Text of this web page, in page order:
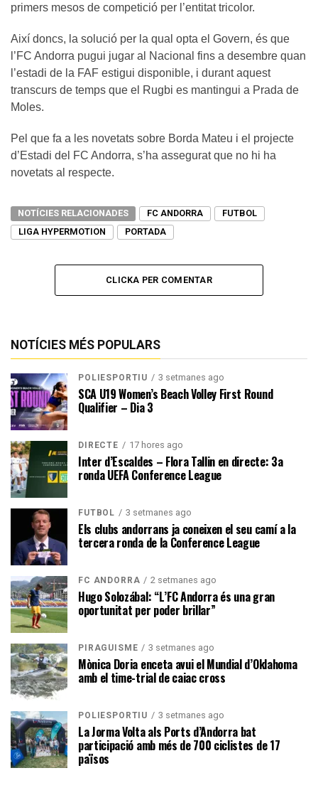
primers mesos de competició per l’entitat tricolor.
Així doncs, la solució per la qual opta el Govern, és que
l’FC Andorra pugui jugar al Nacional fins a desembre quan
l’estadi de la FAF estigui disponible, i durant aquest
transcurs de temps que el Rugbi es mantingui a Prada de
Moles.
Pel que fa a les novetats sobre Borda Mateu i el projecte
d’Estadi del FC Andorra, s’ha assegurat que no hi ha
novetats al respecte.
NOTÍCIES RELACIONADES FC ANDORRA
FUTBOL
LIGA HYPERMOTION
PORTADA
CLICKA PER COMENTAR
NOTÍCIES MÉS POPULARS
POLIESPORTIU 3 setmanes ago
SCA U19 Women’s Beach Volley First Round
Qualifier – Dia 3
DIRECTE 17 hores ago
Inter d’Escaldes – Flora Tallin en directe: 3a
ronda UEFA Conference League
FUTBOL 3 setmanes ago
Els clubs andorrans ja coneixen el seu camí a la
tercera ronda de la Conference League
FC ANDORRA 2 setmanes ago
Hugo Solozábal: “L’FC Andorra és una gran
oportunitat per poder brillar”
PIRAGÜISME 3 setmanes ago
Mònica Doria enceta avui el Mundial d’Oklahoma
amb el time-trial de caiac cross
POLIESPORTIU 3 setmanes ago
La Jorma Volta als Ports d’Andorra bat
participació amb més de 700 ciclistes de 17
països